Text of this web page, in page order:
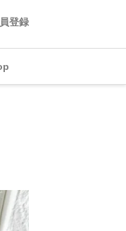
登録